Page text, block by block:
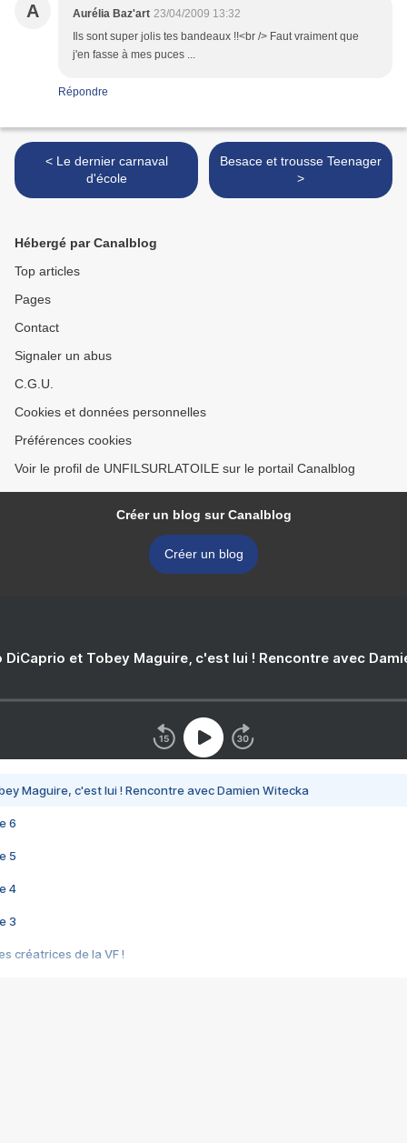
A Aurélia Baz'art 23/04/2009 13:32
Ils sont super jolis tes bandeaux !!<br /> Faut vraiment que
j'en fasse à mes puces ...
Répondre
< Le dernier carnaval
d'école
Besace et trousse Teenager
>
Hébergé par Canalblog
Top articles
Pages
Contact
Signaler un abus
C.G.U.
Cookies et données personnelles
Préférences cookies
Voir le profil de UNFILSURLATOILE sur le portail Canalblog
Créer un blog sur Canalblog
Créer un blog
DiCaprio et Tobey Maguire, c'est lui ! Rencontre avec
Maguire, c'est lui ! Rencontre avec Damien Witecka
6
5
4
3
créatrices de la VF !